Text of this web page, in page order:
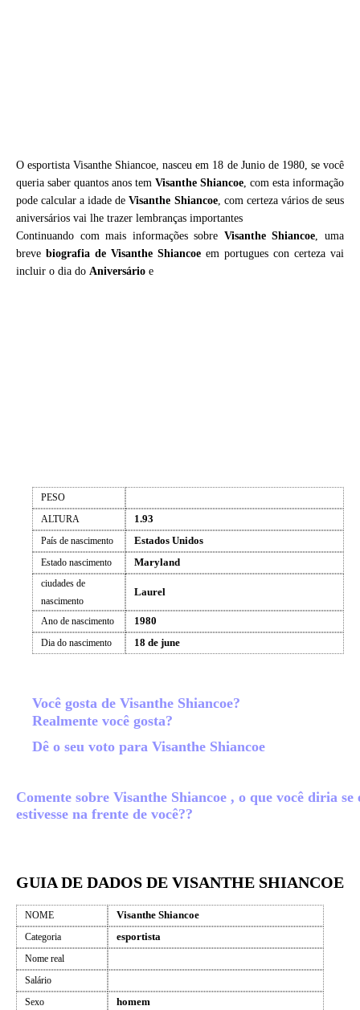
O esportista Visanthe Shiancoe, nasceu em 18 de Junio de 1980, se você
queria saber quantos anos tem Visanthe Shiancoe, com esta informação
pode calcular a idade deVisanthe Shiancoe, com certeza vários de seus
aniversários vai lhe trazer lembranças importantes
Continuando com mais informações sobre Visanthe Shiancoe, uma
breve biografia de Visanthe Shiancoe em portugues con certeza vai
incluir o dia do Aniversário e
PESO
ALTURA
1.93
País de nascimento Estados Unidos
Estado nascimento Maryland
ciudades de
nascimento
Laurel
Ano de nascimento 1980
Dia do nascimento 18 de june
Você gosta de Visanthe Shiancoe?
Realmente você gosta?
Dê o seu voto para Visanthe Shiancoe
Comente sobre Visanthe Shiancoe , o que você diria se
estivesse na frente de você??
GUIA DE DADOS DE VISANTHE SHIANCOE
NOME Visanthe Shiancoe
Categoria esportista
Nome real
Salário
Sexo
homem